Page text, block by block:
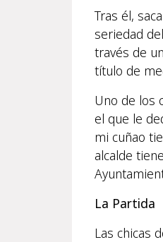
Tras él,
seriedad
través de
título de
Uno de los
el que le
mi cuñao
alcalde
La Partida
Las chicas